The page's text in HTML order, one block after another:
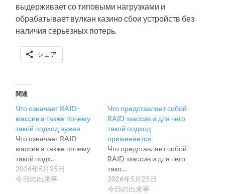
выдерживает со типовыми нагрузками и
обрабатывает вулкан казино сбои устройств без
наличия серьезных потерь.
シェア
関連
Что означает RAID-
массив а также почему
такой подход нужен
Что означает RAID-
массив а также почему
такой подх…
2026年5月25日
今日の出来事
Что представляет собой
RAID-массив и для чего
такой подход
применяется
Что представляет собой
RAID-массив и для чего
тако…
2026年5月25日
今日の出来事